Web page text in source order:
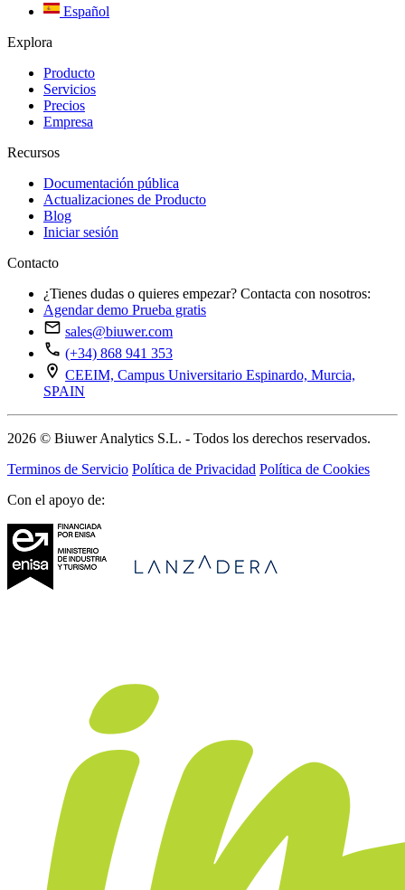
Español
Explora
Producto
Servicios
Precios
Empresa
Recursos
Documentación pública
Actualizaciones de Producto
Blog
Iniciar sesión
Contacto
¿Tienes dudas o quieres empezar? Contacta con nosotros:
Agendar demo Prueba gratis
sales@biuwer.com
(+34) 868 941 353
CEEIM, Campus Universitario Espinardo, Murcia,
SPAIN
2026 © Biuwer Analytics S.L. - Todos los derechos reservados.
Terminos de Servicio Política de Privacidad Política de Cookies
Con el apoyo de: